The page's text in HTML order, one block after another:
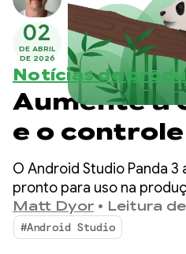
02
DE ABRIL
DE 2026
Notícias de
Aumente a
e o
modo de
Android
3
O Android Studio Panda
pronto para uso na
oferece ainda mais
sobre seus fluxos de
IA, facilitando a criação
Matt Dyor • Leitura
#Android Studio